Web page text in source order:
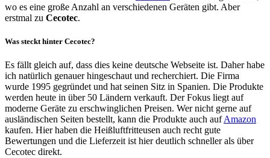
wo es eine große Anzahl an verschiedenen Geräten gibt. Aber
erstmal zu Cecotec.
Was steckt hinter Cecotec?
Es fällt gleich auf, dass dies keine deutsche Webseite ist. Daher habe
ich natürlich genauer hingeschaut und recherchiert. Die Firma
wurde 1995 gegründet und hat seinen Sitz in Spanien. Die Produkte
werden heute in über 50 Ländern verkauft. Der Fokus liegt auf
moderne Geräte zu erschwinglichen Preisen. Wer nicht gerne auf
ausländischen Seiten bestellt, kann die Produkte auch aufAmazon
kaufen. Hier haben die Heißluftfritteusen auch recht gute
Bewertungen und die Lieferzeit ist hier deutlich schneller als über
Cecotec direkt.